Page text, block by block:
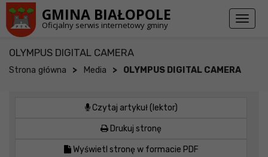
GMINA BIAŁOPOLE
Oficjalny serwis internetowy gminy
Toggle
OLYMPUS DIGITAL CAMERA
Strona główna > Media > OLYMPUS DIGITAL CAMERA
Czytaj artykuł (lektor)
Drukuj stronę
Wyświetl stronę w formacie PDF